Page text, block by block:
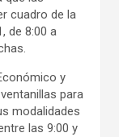
cuadro de la
de 8:00 a
y
para
modalidades
las 9:00 y